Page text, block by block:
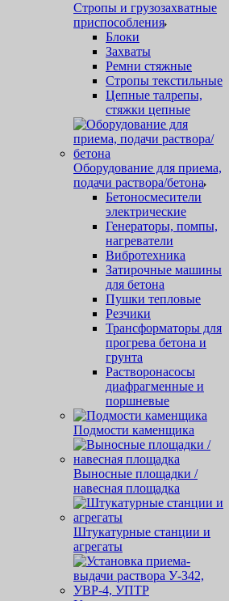
Стропы и грузозахватные
приспособления
Блоки
Захваты
Ремни стяжные
Стропы текстильные
Цепные талрепы,
стяжки цепные
Оборудование для приема,
подачи раствора/бетона
Бетоносмесители
электрические
Генераторы, помпы,
нагреватели
Вибротехника
Затирочные машины
для бетона
Пушки тепловые
Резчики
Трансформаторы для
прогрева бетона и
грунта
Растворонасосы
диафрагменные и
поршневые
Подмости каменщика
Выносные площадки /
навесная площадка
Штукатурные станции и
агрегаты